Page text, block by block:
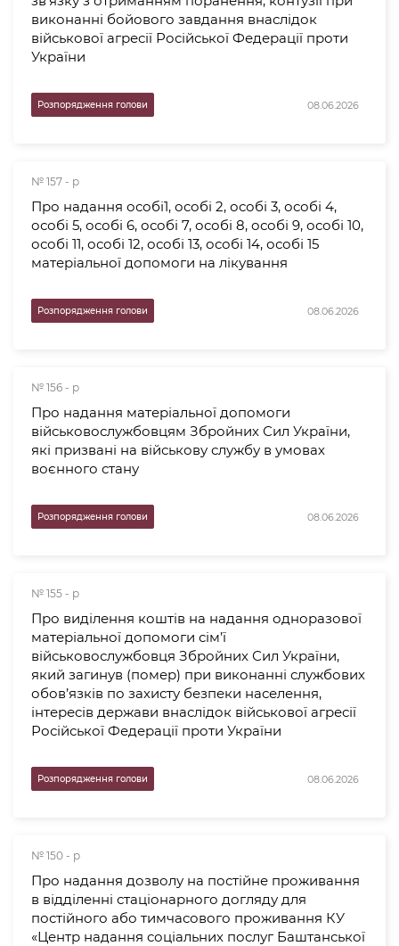
виконанні бойового завдання внаслідок
військової агресії Російської Федерації проти
України
Розпорядження голови 08.06.2026
№ 157 - р
Про надання особі1, особі 2, особі 3, особі 4,
особі 5, особі 6, особі 7, особі 8, особі 9, особі 10,
особі 11, особі 12, особі 13, особі 14, особі 15
матеріальної допомоги на лікування
Розпорядження голови 08.06.2026
№ 156 - р
Про надання матеріальної допомоги
військовослужбовцям Збройних Сил України,
які призвані на військову службу в умовах
воєнного стану
Розпорядження голови 08.06.2026
№ 155 - р
Про виділення коштів на надання одноразової
матеріальної допомоги сім’ї
військовослужбовця Збройних Сил України,
який загинув (помер) при виконанні службових
обов’язків по захисту безпеки населення,
інтересів держави внаслідок військової агресії
Російської Федерації проти України
Розпорядження голови 08.06.2026
№ 150 - р
Про надання дозволу на постійне проживання
в відділенні стаціонарного догляду для
постійного або тимчасового проживання КУ
«Центр надання соціальних послуг Баштанської